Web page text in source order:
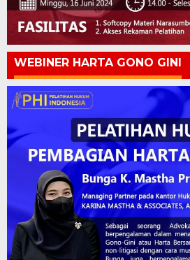
WEBINER HARTA GONO GINI